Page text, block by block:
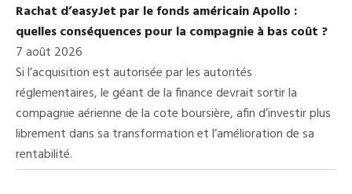
Rachat d’easyJet par le fonds américain Apollo :
quelles conséquences pour la compagnie à bas coût ?
7 août 2026
Si l’acquisition est autorisée par les autorités
réglementaires, le géant de la finance devrait sortir la
compagnie aérienne de la cote boursière, afin d’investir plus
librement dans sa transformation et l’amélioration de sa
rentabilité.